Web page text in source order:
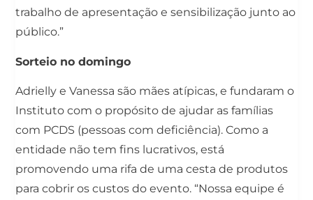
trabalho de apresentação e sensibilização junto ao
público.”
Sorteio no domingo
Adrielly e Vanessa são mães atípicas, e fundaram o
Instituto com o propósito de ajudar as famílias
com PCDS (pessoas com deficiência). Como a
entidade não tem fins lucrativos, está
promovendo uma rifa de uma cesta de produtos
para cobrir os custos do evento. “Nossa equipe é